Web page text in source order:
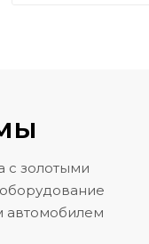
с золотыми
автомобилем